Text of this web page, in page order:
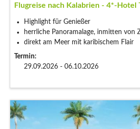
Flugreise nach Kalabrien - 4*-Hotel
Highlight für Genießer
herrliche Panoramalage, inmitten von
direkt am Meer mit karibischem Flair
Termin:
29.09.2026 - 06.10.2026